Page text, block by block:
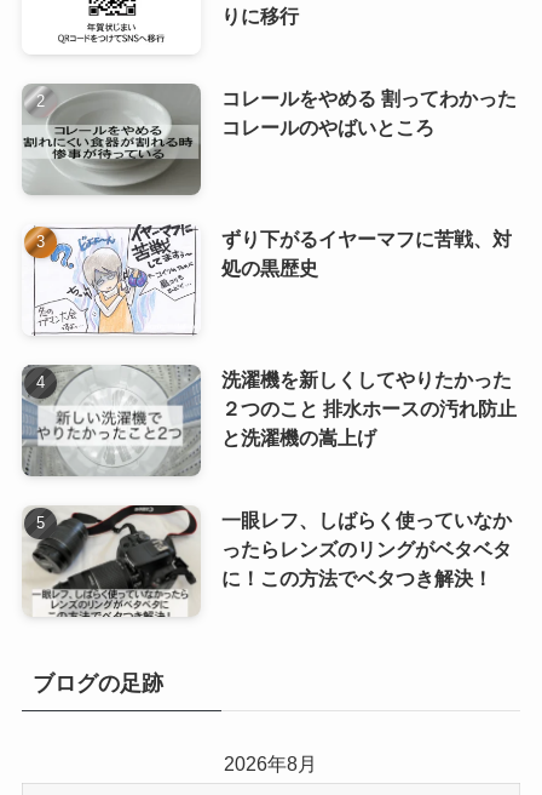
りに移行
コレールをやめる 割ってわかった
コレールのやばいところ
ずり下がるイヤーマフに苦戦、対
処の黒歴史
洗濯機を新しくしてやりたかった
２つのこと 排水ホースの汚れ防止
と洗濯機の嵩上げ
一眼レフ、しばらく使っていなか
ったらレンズのリングがベタベタ
に！この方法でベタつき解決！
ブログの足跡
2026年8月